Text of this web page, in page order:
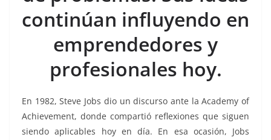
continúan influyendo en
emprendedores y
profesionales hoy.
En 1982, Steve Jobs dio un discurso ante la Academy of
Achievement, donde compartió reflexiones que siguen
siendo aplicables hoy en día. En esa ocasión, Jobs